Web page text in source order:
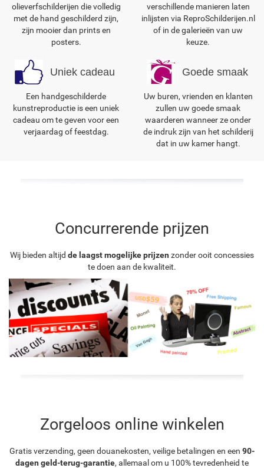
olieverfschilderijen die volledig
met de hand geschilderd zijn,
zijn mooier dan prints en
posters.
verschillende manieren laten
inlijsten via ReproSchilderijen.nl
of in de galerieën van uw
keuze.
Uniek cadeau
Een handgeschilderde
kunstreproductie is een uniek
cadeau om te geven voor een
verjaardag of feestdag.
Goede smaak
Uw buren, vrienden en klanten
zullen uw goede smaak
waarderen wanneer ze onder
de indruk zijn van het schilderij
dat in uw kamer hangt.
Concurrerende prijzen
Wij bieden altijd de laagst mogelijke prijzen zonder ooit concessies
te doen aan de kwaliteit.
Zorgeloos online winkelen
Gratis verzending, geen douanekosten, veilige betalingen en een 90-
dagen geld-terug-garantie, allemaal om u 100% tevredenheid te